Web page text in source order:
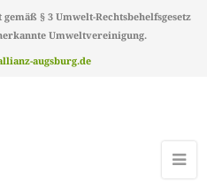
§ 3 Umwelt-Rechtsbehelfsgesetz
Umweltvereinigung.
augsburg.de